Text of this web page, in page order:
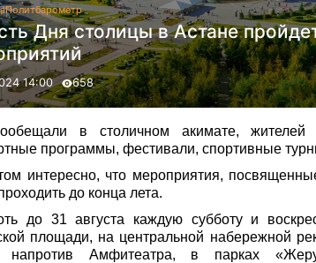
Политбарометр
Дня столицы в Астане
14:00 658
в столичном акимате,
программы, фестивали, спортивные
интересно, что мероприятия,
до конца лета.
до 31 августа каждую субботу и
площади, на центральной набережной
напротив Амфитеатра, в парках